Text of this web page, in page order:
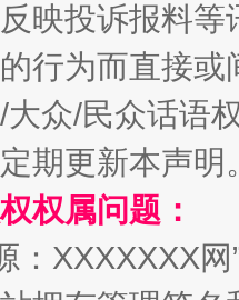
映投诉报料
行为而直接
大众/民众话语
期更新本声明
权属问题：
：XXXXXXX